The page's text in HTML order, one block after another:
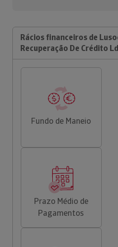
Rácios financeiros de
Recuperação De Crédito
Fundo de Maneio
Prazo Médio de
Pagamentos